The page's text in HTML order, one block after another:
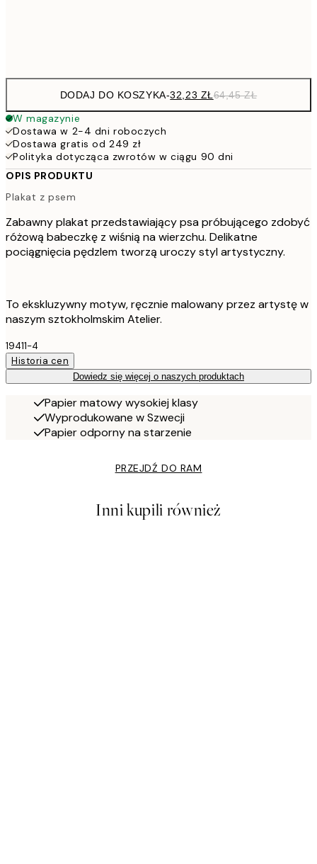
DODAJ DO KOSZYKA-32,23 ZŁ 64,45 ZŁ
W magazynie
Dostawa w 2-4 dni roboczych
Dostawa gratis od 249 zł
Polityka dotycząca zwrotów w ciągu 90 dni
OPIS PRODUKTU
Plakat z psem
Zabawny plakat przedstawiający psa próbującego zdobyć
różową babeczkę z wiśnią na wierzchu. Delikatne
pociągnięcia pędzlem tworzą uroczy styl artystyczny.
To ekskluzywny motyw, ręcznie malowany przez artystę w
naszym sztokholmskim Atelier.
19411-4
Historia cen
Dowiedz się więcej o naszych produktach
Papier matowy wysokiej klasy
Wyprodukowane w Szwecji
Papier odporny na starzenie
PRZEJDŹ DO RAM
Inni kupili również